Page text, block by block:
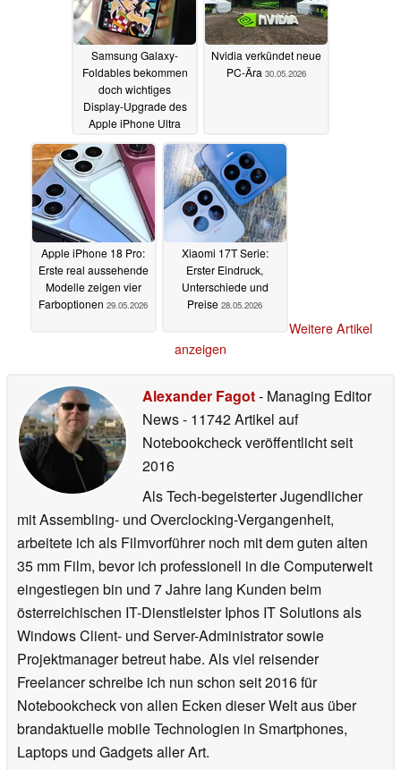
Samsung Galaxy-
Foldables bekommen
doch wichtiges
Display-Upgrade des
Apple iPhone Ultra
30.05.2026
Nvidia verkündet neue
PC-Ära 30.05.2026
Apple iPhone 18 Pro:
Erste real aussehende
Modelle zeigen vier
Farboptionen 29.05.2026
Xiaomi 17T Serie:
Erster Eindruck,
Unterschiede und
Preise 28.05.2026
Weitere Artikel
anzeigen
Alexander Fagot- Managing Editor
News- 11742 Artikel auf
Notebookcheck veröffentlichtseit
2016
Als Tech-begeisterter Jugendlicher
mit Assembling- und Overclocking-Vergangenheit,
arbeitete ich als Filmvorführer noch mit dem guten alten
35 mm Film, bevor ich professionell in die Computerwelt
eingestiegen bin und 7 Jahre lang Kunden beim
österreichischen IT-Dienstleister Iphos IT Solutions als
Windows Client- und Server-Administrator sowie
Projektmanager betreut habe. Als viel reisender
Freelancer schreibe ich nun schon seit 2016 für
Notebookcheck von allen Ecken dieser Welt aus über
brandaktuelle mobile Technologien in Smartphones,
Laptops und Gadgets aller Art.